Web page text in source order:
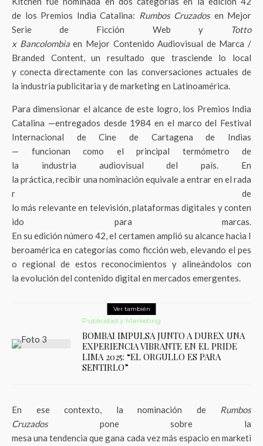
de los Premios India Catalina: Rumbos Cruzadosen Mejor
Serie de Ficción Web y
Totto
x Bancolombiaen Mejor Contenido Audiovisual de Marca /
Branded Content, un resultado que trasciende lo local
y conecta directamente con las conversaciones actuales de
la industria publicitaria y de marketing en Latinoamérica.
Para dimensionar el alcance de este logro, los Premios India
Catalina —entregados desde 1984 en el marco del Festival
Internacional de Cine de Cartagena de Indias
— funcionan como el principal termómetro de
la industria audiovisual del país. En
la práctica, recibir una nominación equivale a entrar en el rada
r de
lo más relevante en televisión, plataformas digitales y conten
ido para marcas.
En su edición número 42, el certamen amplió su alcance hacia I
beroamérica en categorías como ficción web, elevando el pes
o regional de estos reconocimientos y alineándolos con
la evolución del contenido digital en mercados emergentes.
Ver también
Publicidad y Marketing
BOMBAI IMPULSA JUNTO A DUREX UNA
EXPERIENCIA VIBRANTE EN EL PRIDE
LIMA 2025: “EL ORGULLO ES PARA
SENTIRLO”
En ese contexto, la nominación de Rumbos
Cruzadospone sobre la
mesa una tendencia que gana cada vez más espacio en marketi